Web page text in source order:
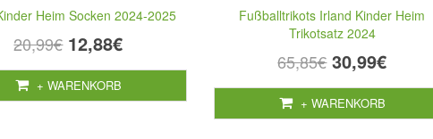
Heim Socken 2024-2025
20,99€ 12,88€
+ WARENKORB
Fußballtrikots Irland Kinder Heim
Trikotsatz 2024
65,85€ 30,99€
+ WARENKORB